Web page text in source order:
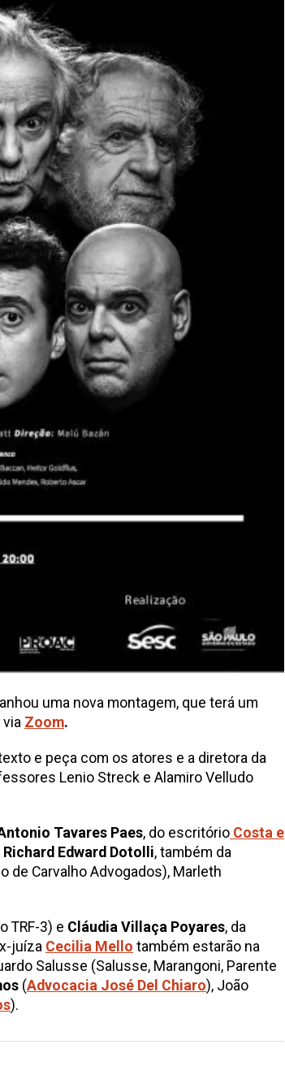
uma nova montagem, que terá um
Zoom.
e peça com os atores e a diretora da
Lenio Streck e Alamiro Velludo
Tavares Paes, do escritório Costa e
Richard Edward Dotolli, também da
de Carvalho Advogados), Marleth
TRF-3) e Cláudia Villaça Poyares, da
juíza Cecilia Mello também estarão na
Salusse (Salusse, Marangoni, Parente
(Advocacia José Del Chiaro), João
).